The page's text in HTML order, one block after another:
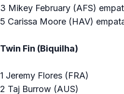
3 Mikey February (AFS)
5 Carissa Moore (HAV)
Twin Fin (Biquilha)
1 Jeremy Flores (FRA)
2 Taj Burrow (AUS)